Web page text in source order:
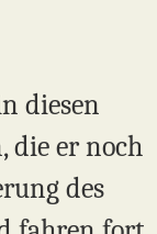
diesen
die er noch
des